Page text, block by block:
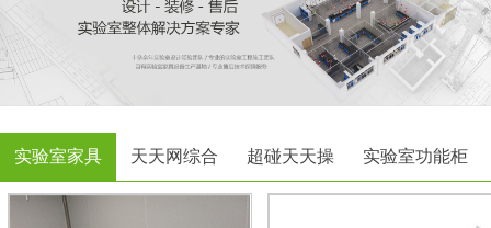
实验室家具 天天网综合 超碰天天操 实验室功能柜